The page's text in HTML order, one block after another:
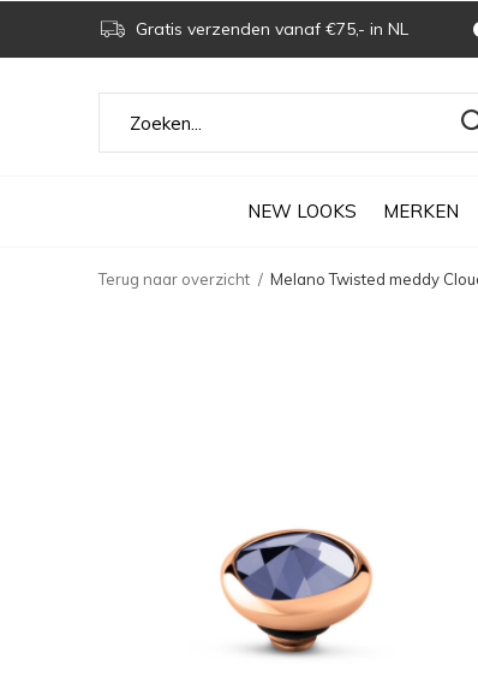
NEW LOOKS MERKEN
Gratis verzenden vanaf €75,- in NL
Terug naar overzicht Melano Twisted meddy